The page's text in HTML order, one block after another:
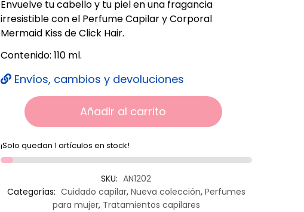
Envuelve tu cabello y tu piel en una fragancia
irresistible con el Perfume Capilar y Corporal
Mermaid Kiss de Click Hair.
Contenido: 110 ml.
Envíos, cambios y devoluciones
Añadir al carrito
¡Solo quedan 1 artículos en stock!
SKU: AN1202
Categorías: Cuidado capilar, Nueva colección, Perfumes
para mujer, Tratamientos capilares